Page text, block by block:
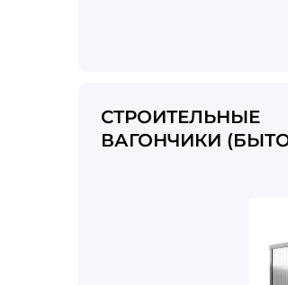
СТРОИТЕЛЬНЫЕ
ВАГОНЧИКИ